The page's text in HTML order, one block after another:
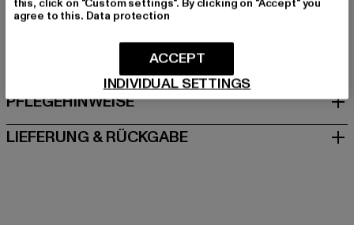
DE
GRÖSSE & PASSFORM
PFLEGEHINWEISE
LIEFERUNG & RÜCKGABE
agree to this. Data protection
INDIVIDUAL SETTINGS
ACCEPT